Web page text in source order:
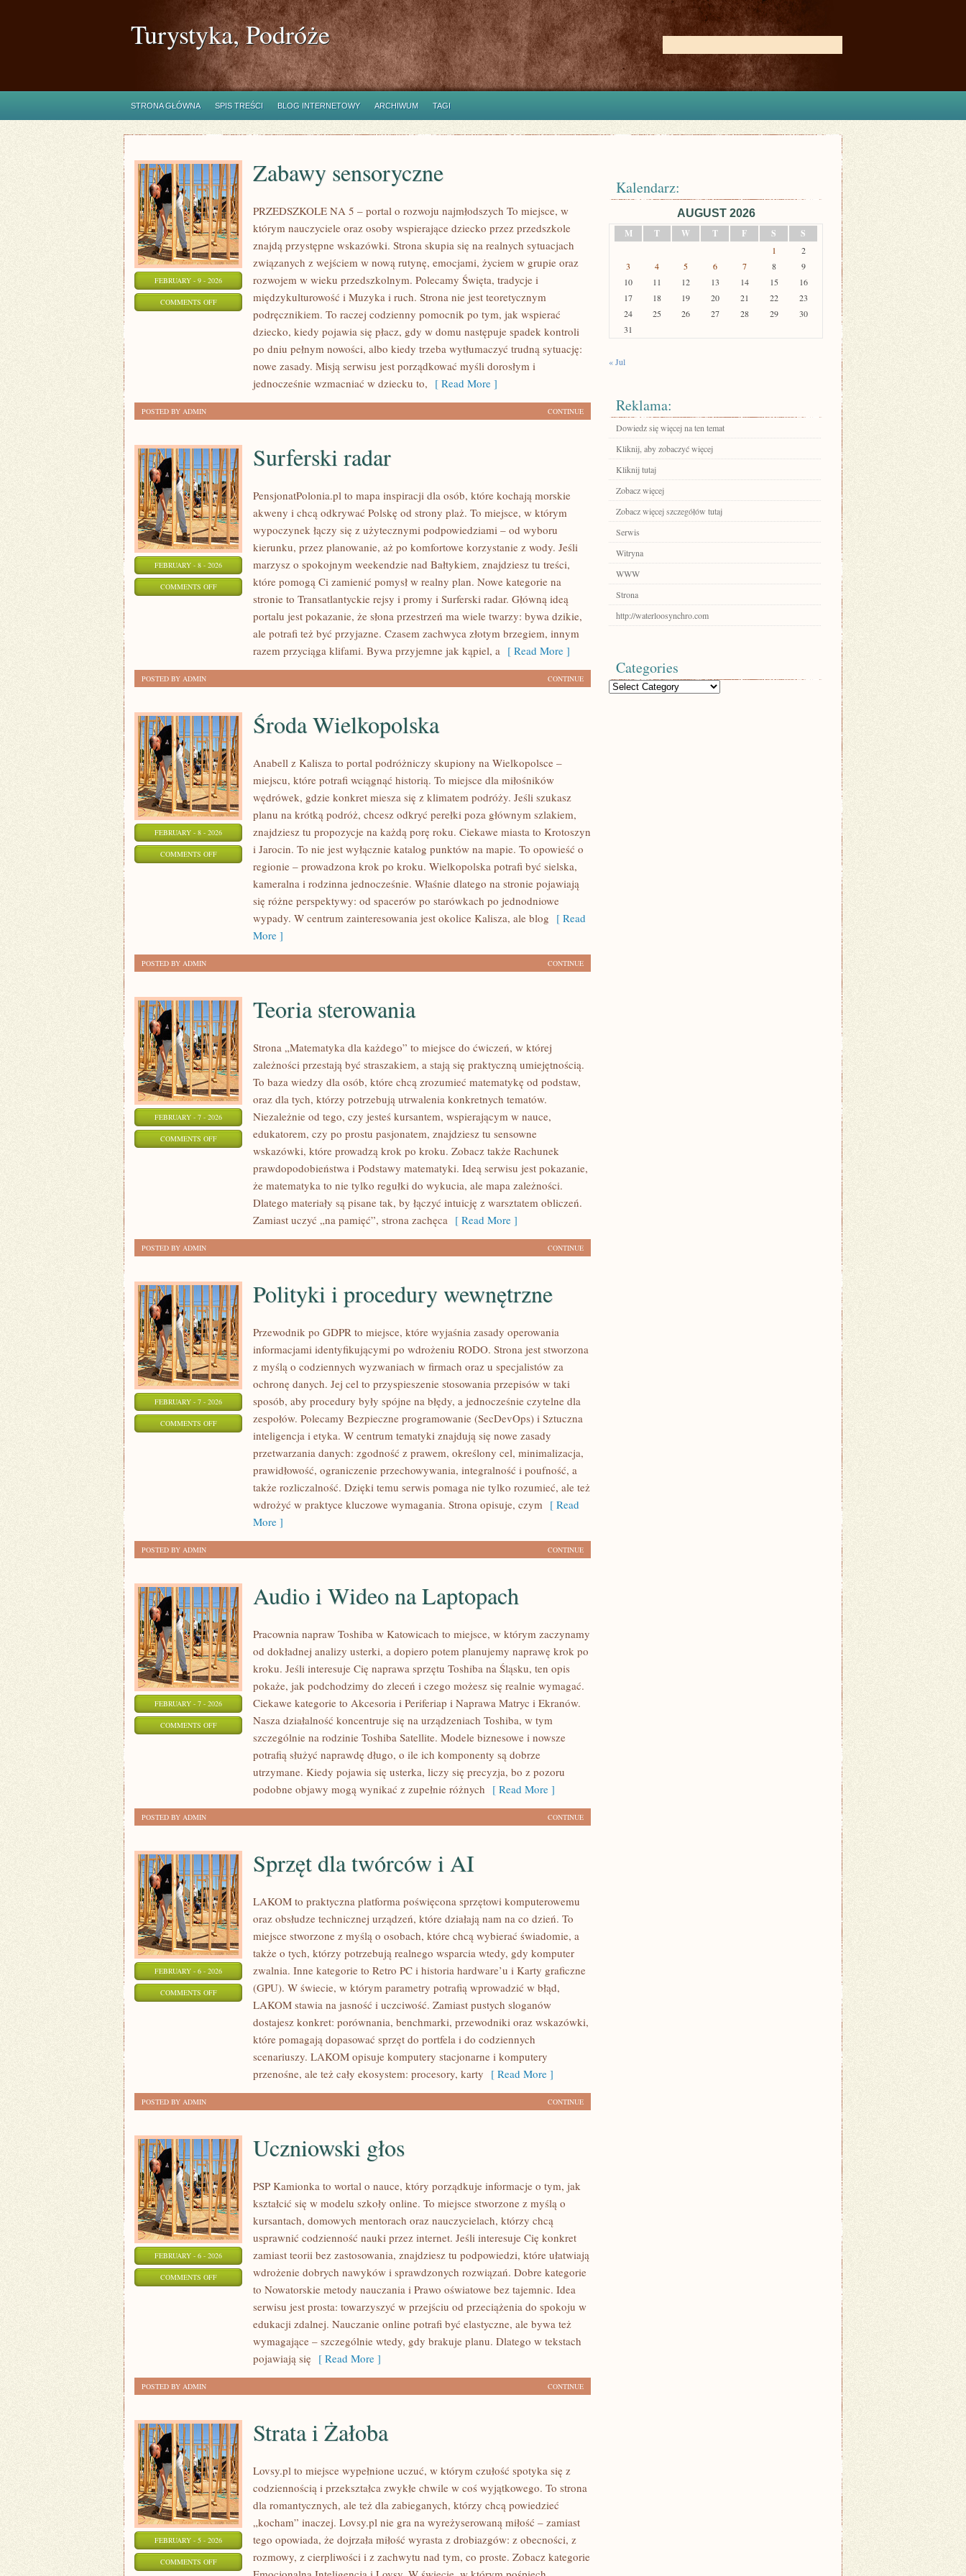
Turystyka, Podróże
STRONA GŁÓWNA SPIS TREŚCI BLOG INTERNETOWY ARCHIWUM TAGI
FEBRUARY - 9 - 2026
COMMENTS OFFON
SENSORYCZNE
Zabawy sensoryczne
PRZEDSZKOLE NA 5 – portal o rozwoju najmłodszych To miejsce, w
którym nauczyciele oraz osoby wspierające dziecko przez przedszkole
znajdą przystępne wskazówki. Strona skupia się na realnych sytuacjach
związanych z wejściem w nową rutynę, emocjami, życiem w grupie oraz
rozwojem w wieku przedszkolnym. Polecamy Święta, tradycje i
międzykulturowość i Muzyka i ruch. Strona nie jest teoretycznym
podręcznikiem. To raczej codzienny pomocnik po tym, jak wspierać
dziecko, kiedy pojawia się płacz, gdy w domu następuje spadek kontroli
po dniu pełnym nowości, albo kiedy trzeba wytłumaczyć trudną sytuację:
nowe zasady. Misją serwisu jest porządkować myśli dorosłym i
jednocześnie wzmacniać w dziecku to, [ Read More ]
CONTINUE
POSTED BY ADMIN
FEBRUARY - 8 - 2026
COMMENTS OFFON
SURFERSKI
Surferski radar
PensjonatPolonia.pl to mapa inspiracji dla osób, które kochają morskie
akweny i chcą odkrywać Polskę od strony plaż. To miejsce, w którym
wypoczynek łączy się z użytecznymi podpowiedziami – od wyboru
kierunku, przez planowanie, aż po komfortowe korzystanie z wody. Jeśli
marzysz o spokojnym weekendzie nad Bałtykiem, znajdziesz tu treści,
które pomogą Ci zamienić pomysł w realny plan. Nowe kategorie na
stronie to Transatlantyckie rejsy i promy i Surferski radar. Główną ideą
portalu jest pokazanie, że słona przestrzeń ma wiele twarzy: bywa dzikie,
ale potrafi też być przyjazne. Czasem zachwyca złotym brzegiem, innym
razem przyciąga klifami. Bywa przyjemne jak kąpiel, a [ Read More ]
CONTINUE
POSTED BY ADMIN
FEBRUARY - 8 - 2026
COMMENTS OFFON
WIELKOPOLSKA
Środa Wielkopolska
Anabell z Kalisza to portal podróżniczy skupiony na Wielkopolsce –
miejscu, które potrafi wciągnąć historią. To miejsce dla miłośników
wędrówek, gdzie konkret miesza się z klimatem podróży. Jeśli szukasz
planu na krótką podróż, chcesz odkryć perełki poza głównym szlakiem,
znajdziesz tu propozycje na każdą porę roku. Ciekawe miasta to Krotoszyn
i Jarocin. To nie jest wyłącznie katalog punktów na mapie. To opowieść o
regionie – prowadzona krok po kroku. Wielkopolska potrafi być sielska,
kameralna i rodzinna jednocześnie. Właśnie dlatego na stronie pojawiają
się różne perspektywy: od spacerów po starówkach po jednodniowe
wypady. W centrum zainteresowania jest okolice Kalisza, ale blog [ Read
More ]
CONTINUE
POSTED BY ADMIN
FEBRUARY - 7 - 2026
COMMENTS OFFON
STEROWANIA
Teoria sterowania
Strona „Matematyka dla każdego” to miejsce do ćwiczeń, w której
zależności przestają być straszakiem, a stają się praktyczną umiejętnością.
To baza wiedzy dla osób, które chcą zrozumieć matematykę od podstaw,
oraz dla tych, którzy potrzebują utrwalenia konkretnych tematów.
Niezależnie od tego, czy jesteś kursantem, wspierającym w nauce,
edukatorem, czy po prostu pasjonatem, znajdziesz tu sensowne
wskazówki, które prowadzą krok po kroku. Zobacz także Rachunek
prawdopodobieństwa i Podstawy matematyki. Ideą serwisu jest pokazanie,
że matematyka to nie tylko regułki do wykucia, ale mapa zależności.
Dlatego materiały są pisane tak, by łączyć intuicję z warsztatem obliczeń.
Zamiast uczyć „na pamięć”, strona zachęca [ Read More ]
CONTINUE
POSTED BY ADMIN
FEBRUARY - 7 - 2026
COMMENTS OFFON
PROCEDURY
WEWNĘTRZNE
Polityki i procedury wewnętrzne
Przewodnik po GDPR to miejsce, które wyjaśnia zasady operowania
informacjami identyfikującymi po wdrożeniu RODO. Strona jest stworzona
z myślą o codziennych wyzwaniach w firmach oraz u specjalistów za
ochronę danych. Jej cel to przyspieszenie stosowania przepisów w taki
sposób, aby procedury były spójne na błędy, a jednocześnie czytelne dla
zespołów. Polecamy Bezpieczne programowanie (SecDevOps) i Sztuczna
inteligencja i etyka. W centrum tematyki znajdują się nowe zasady
przetwarzania danych: zgodność z prawem, określony cel, minimalizacja,
prawidłowość, ograniczenie przechowywania, integralność i poufność, a
także rozliczalność. Dzięki temu serwis pomaga nie tylko rozumieć, ale też
wdrożyć w praktyce kluczowe wymagania. Strona opisuje, czym [ Read
More ]
CONTINUE
POSTED BY ADMIN
FEBRUARY - 7 - 2026
COMMENTS OFFON
Audio i Wideo na Laptopach
Pracownia napraw Toshiba w Katowicach to miejsce, w którym zaczynamy
od dokładnej analizy usterki, a dopiero potem planujemy naprawę krok po
kroku. Jeśli interesuje Cię naprawa sprzętu Toshiba na Śląsku, ten opis
pokaże, jak podchodzimy do zleceń i czego możesz się realnie wymagać.
Ciekawe kategorie to Akcesoria i Periferiap i Naprawa Matryc i Ekranów.
Nasza działalność koncentruje się na urządzeniach Toshiba, w tym
szczególnie na rodzinie Toshiba Satellite. Modele biznesowe i nowsze
potrafią służyć naprawdę długo, o ile ich komponenty są dobrze
utrzymane. Kiedy pojawia się usterka, liczy się precyzja, bo z pozoru
podobne objawy mogą wynikać z zupełnie różnych [ Read More ]
CONTINUE
POSTED BY ADMIN
FEBRUARY - 6 - 2026
COMMENTS OFFON
TWÓRCÓW
Sprzęt dla twórców i AI
LAKOM to praktyczna platforma poświęcona sprzętowi komputerowemu
oraz obsłudze technicznej urządzeń, które działają nam na co dzień. To
miejsce stworzone z myślą o osobach, które chcą wybierać świadomie, a
także o tych, którzy potrzebują realnego wsparcia wtedy, gdy komputer
zwalnia. Inne kategorie to Retro PC i historia hardware’u i Karty graficzne
(GPU). W świecie, w którym parametry potrafią wprowadzić w błąd,
LAKOM stawia na jasność i uczciwość. Zamiast pustych sloganów
dostajesz konkret: porównania, benchmarki, przewodniki oraz wskazówki,
które pomagają dopasować sprzęt do portfela i do codziennych
scenariuszy. LAKOM opisuje komputery stacjonarne i komputery
przenośne, ale też cały ekosystem: procesory, karty [ Read More ]
CONTINUE
POSTED BY ADMIN
FEBRUARY - 6 - 2026
COMMENTS OFFON
UCZNIOWSKI
Uczniowski głos
PSP Kamionka to wortal o nauce, który porządkuje informacje o tym, jak
kształcić się w modelu szkoły online. To miejsce stworzone z myślą o
kursantach, domowych mentorach oraz nauczycielach, którzy chcą
usprawnić codzienność nauki przez internet. Jeśli interesuje Cię konkret
zamiast teorii bez zastosowania, znajdziesz tu podpowiedzi, które ułatwiają
wdrożenie dobrych nawyków i sprawdzonych rozwiązań. Dobre kategorie
to Nowatorskie metody nauczania i Prawo oświatowe bez tajemnic. Idea
serwisu jest prosta: towarzyszyć w przejściu od przeciążenia do spokoju w
edukacji zdalnej. Nauczanie online potrafi być elastyczne, ale bywa też
wymagające – szczególnie wtedy, gdy brakuje planu. Dlatego w tekstach
pojawiają się [ Read More ]
CONTINUE
POSTED BY ADMIN
FEBRUARY - 5 - 2026
COMMENTS OFFON
Strata i Żałoba
Lovsy.pl to miejsce wypełnione uczuć, w którym czułość spotyka się z
codziennością i przekształca zwykłe chwile w coś wyjątkowego. To strona
dla romantycznych, ale też dla zabieganych, którzy chcą powiedzieć
„kocham” inaczej. Lovsy.pl nie gra na wyreżyserowaną miłość – zamiast
tego opowiada, że dojrzała miłość wyrasta z drobiazgów: z obecności, z
rozmowy, z cierpliwości i z zachwytu nad tym, co proste. Zobacz kategorie
Kalendarz:
AUGUST 2026
M
T W T F S S
1
2
3
4 5 6 7 8
9
10
11 12 13 14 15
16
17
18 19 20 21 22
23
24
25 26 27 28 29
30
31
« Jul
Reklama:
Dowiedz się więcej na ten temat
Kliknij, aby zobaczyć więcej
Kliknij tutaj
Zobacz więcej
Zobacz więcej szczegółów tutaj
Serwis
Witryna
WWW
Strona
http://waterloosynchro.com
Categories
Categories